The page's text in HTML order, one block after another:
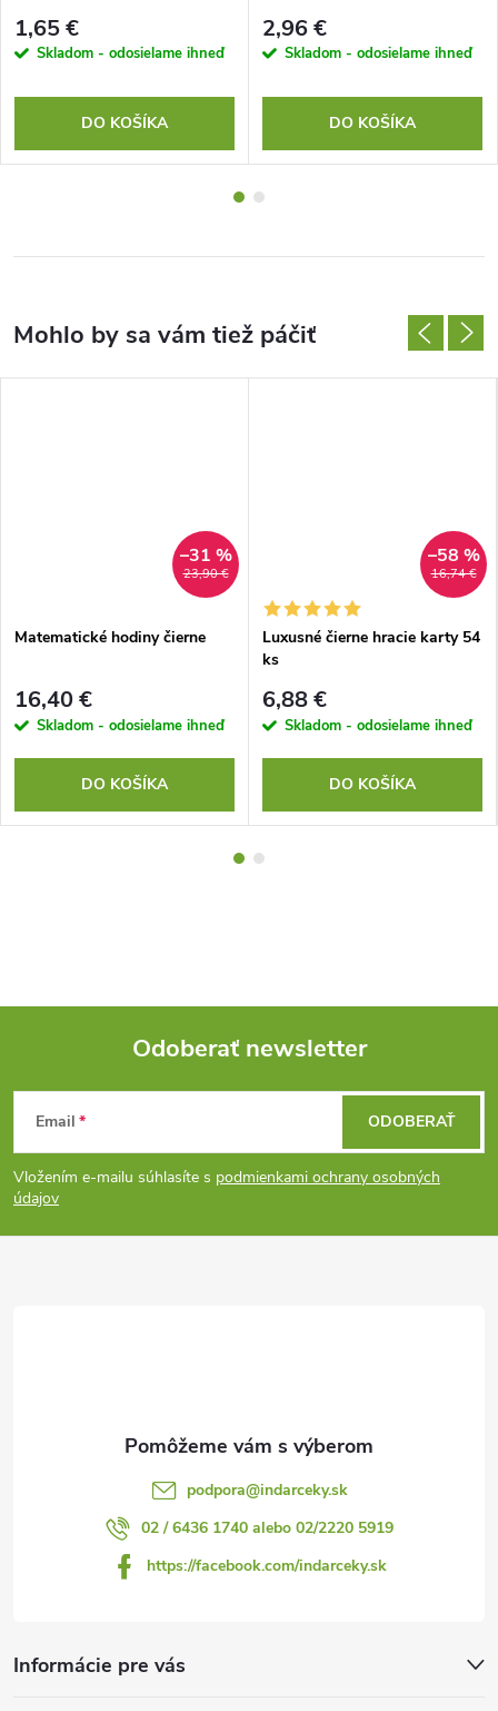
1,65 €
Skladom - odosielame ihneď
DO KOŠÍKA
2,96 €
Skladom - odosielame ihneď
DO KOŠÍKA
23,90 €
–31 %
Matematické hodiny čierne
16,40 €
Skladom - odosielame ihneď
DO KOŠÍKA
16,74 €
–58 %
Luxusné čierne hracie karty 54
ks
6,88 €
Skladom - odosielame ihneď
DO KOŠÍKA
Z
á
p
Odoberať newsletter
Email
Vložením e-mailu súhlasíte s podmienkami ochrany osobných
údajov
ODOBERAŤ
podpora@indarceky.sk
02 / 6436 1740 alebo 02/2220 5919
https://facebook.com/indarceky.sk
Informácie pre vás